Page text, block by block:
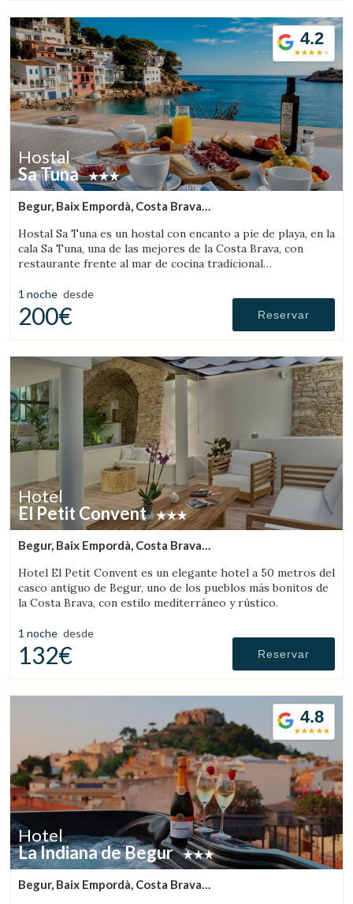
4.2
Hostal
Sa Tuna
Begur, Baix Empordà, Costa Brava
Hostal Sa Tuna es un hostal con encanto a pie de playa, en la
cala Sa Tuna, una de las mejores de la Costa Brava, con
restaurante frente al mar de cocina tradicional
1 noche desde
200€ Reservar
Hotel
El Petit Convent
Begur, Baix Empordà, Costa Brava
Hotel El Petit Convent es un elegante hotel a 50 metros del
casco antiguo de Begur, uno de los pueblos más bonitos de
la Costa Brava, con estilo mediterráneo y rústico.
1 noche desde
132€ Reservar
4.8
Hotel
La Indiana de Begur
Begur, Baix Empordà, Costa Brava